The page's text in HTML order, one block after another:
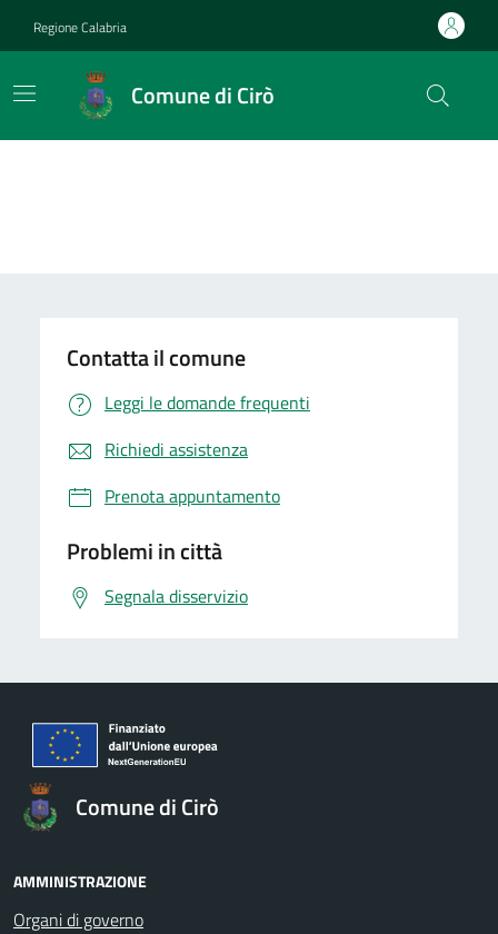
Regione Calabria
Comune di Cirò
Contatta il comune
Leggi le domande frequenti
Richiedi assistenza
Prenota appuntamento
Problemi in città
Segnala disservizio
Comune di Cirò
AMMINISTRAZIONE
Organi di governo